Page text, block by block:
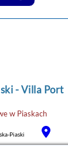
-Villa Port
w Piaskach
Piaski